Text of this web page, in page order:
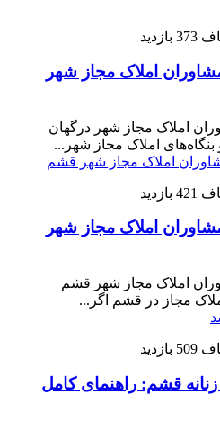
373 بازدید
املاک مجاز شهر
املاک مجاز شهر درگهان
املاک مجاز شهر...
421 بازدید
املاک مجاز شهر
املاک مجاز شهر قشم
مجاز در قشم اگر...
509 بازدید
قشم: راهنمای کامل